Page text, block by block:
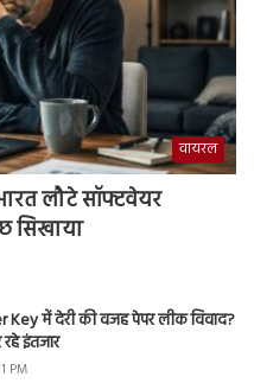
वायरल
लौटे सॉफ्टवेयर
सिखाया
Key में देरी की वजह पेपर लीक विवाद?
इंतजार
PM